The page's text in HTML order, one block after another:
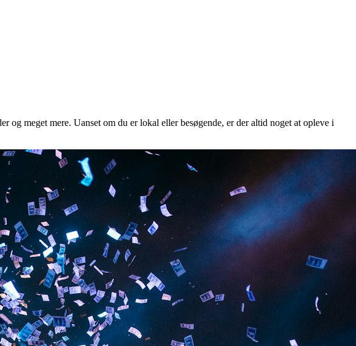
meget mere. Uanset om du er lokal eller besøgende, er der altid noget at opleve i